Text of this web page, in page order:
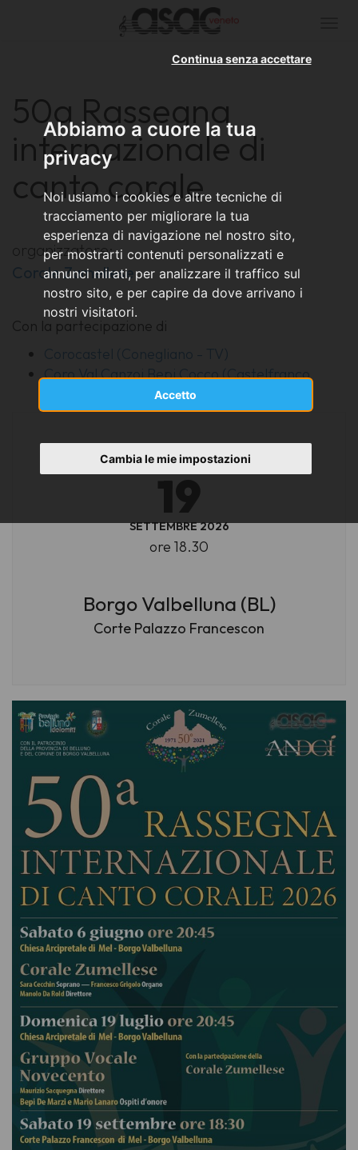
Abbiamo a cuore la tua
privacy
Noi usiamo i cookies e altre tecniche di
tracciamento per migliorare la tua
esperienza di navigazione nel nostro sito,
per mostrarti contenuti personalizzati e
annunci mirati, per analizzare il traffico sul
nostro sito, e per capire da dove arrivano i
nostri visitatori.
Accetto
Continua senza accettare
Cambia le mie impostazioni
50a Rassegna
internazionale di
canto corale
organizzatore:
Corale Zumellese
Con la partecipazione di
Corocastel (Conegliano - TV)
Coro Val Canzoi Bepi Cocco (Castelfranco
SABATO
19
SETTEMBRE 2026
ore 18.30
Borgo Valbelluna (BL)
Corte Palazzo Francescon